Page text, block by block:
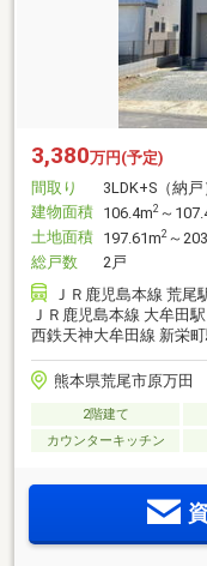
3,380万円(予定)
間取り
3LDK+S（納
建物面積 106.4m2 ～
土地面積 197.61m2 ～
総戸数
2戸
ＪＲ鹿児島本線 荒尾
ＪＲ鹿児島本線 大牟田
西鉄天神大牟田線 新栄
熊本県荒尾市原万田
2階建て
カウンターキッチン